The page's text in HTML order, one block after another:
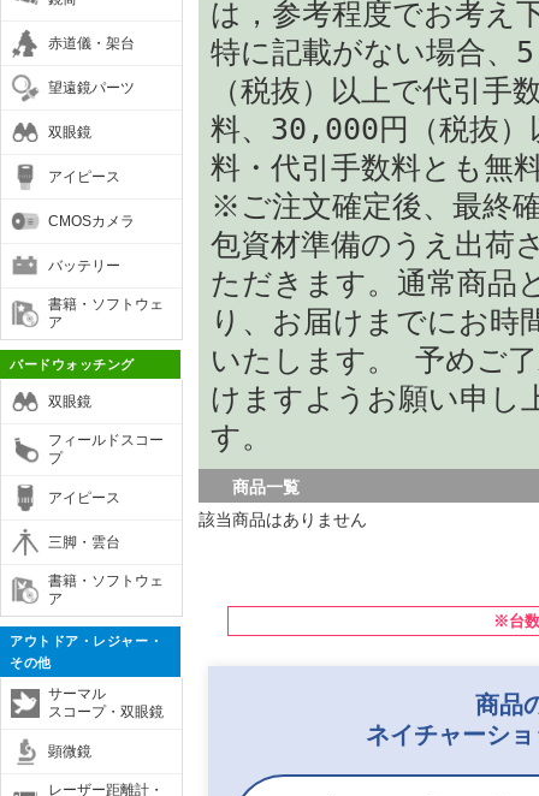
赤道儀・架台
望遠鏡パーツ
双眼鏡
アイピース
CMOSカメラ
バッテリー
書籍・ソフトウェ
ア
バードウォッチング
双眼鏡
フィールドスコー
プ
アイピース
三脚・雲台
書籍・ソフトウェ
ア
アウトドア・レジャー・
その他
サーマル
スコープ・双眼鏡
顕微鏡
レーザー距離計・
は，参考程度でお考え
特に記載がない場合、
（税抜）以上で代引手
料、30,000円（税抜）
料・代引手数料とも無
※ご注文確定後、最終
包資材準備のうえ出荷
ただきます。通常商品
り、お届けまでにお時
いたします。 予めご
けますようお願い申し
す。
商品一覧
該当商品はありません
※台
商品
ネイチャーシ